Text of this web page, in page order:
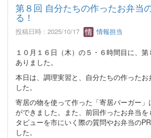
第８回 自分たちの作ったお弁当
る！
投稿日時 : 2025/10/17 情報担当
１０月１６日（木）の５・６時間目に、
ありました。
本日は、調理実習と、自分たちの作ったお
した。
寄居の物を使って作った「寄居バーガー
ができました。また、前回作ったお弁当
タビューを市にいく際の質問やお弁当の
した。